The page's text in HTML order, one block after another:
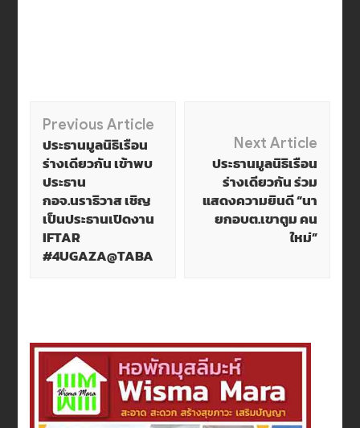
Post
Navigation
Previous Article
ประธานมูลนิธิเรือน
ร่างเดียวกัน เข้าพบ
ประธาน
กอจ.นราธิวาส เชิญ
เป็นประธานเปิดงาน
IFTAR
#4UGAZA@TABA
Next Article
ประธานมูลนิธิเรือน
ร่างเดียวกัน ร่วม
แสดงความยินดี “นา
ยกอบต.เขาตูม คน
ใหม่”